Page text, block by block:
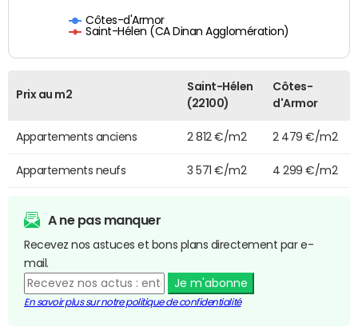
Côtes-d'Armor
Saint-Hélen (CA Dinan Agglomération)
Prix au m2
Saint-Hélen
(22100)
Côtes-
d'Armor
Appartements anciens 2 812 €/m2 2 479 €/m2
Appartements neufs 3 571 €/m2 4 299 €/m2
A ne pas manquer
Recevez nos astuces et bons plans directement par e-
mail.
Je m'abonne
En savoir plus sur notre politique de confidentialité